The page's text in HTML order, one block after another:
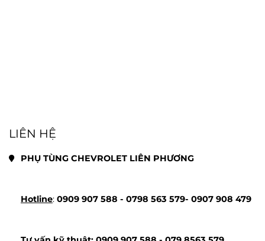
LIÊN HỆ
PHỤ TÙNG CHEVROLET LIÊN PHƯƠNG
Hotline: 0909 907 588 - 0798 563 579- 0907 908 479